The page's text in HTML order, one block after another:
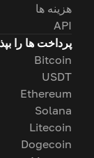
هزینه ها
API
پرداخت ها را
Bitcoin
USDT
Ethereum
Solana
Litecoin
Dogecoin